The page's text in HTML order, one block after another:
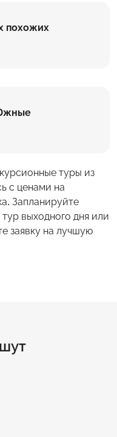
похожих
туры из
с ценами на
Запланируйте
выходного дня или
заявку на лучшую